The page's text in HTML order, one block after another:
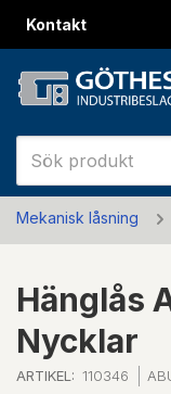
Kontakt
Mekanisk låsning
Hänglås
Nycklar
ARTIKEL: 110346